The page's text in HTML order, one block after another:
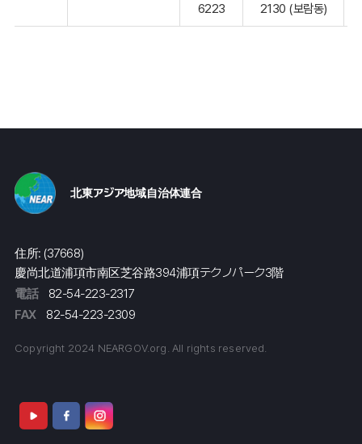
6223
2130 (보람동)
北東アジア地域自治体連合
住所: (37668)
慶尚北道浦項市南区芝谷路394浦項テクノパーク3階
電話
82-54-223-2317
FAX
82-54-223-2309
Copyright 2024 NEARGOV.org. All rights reserved.